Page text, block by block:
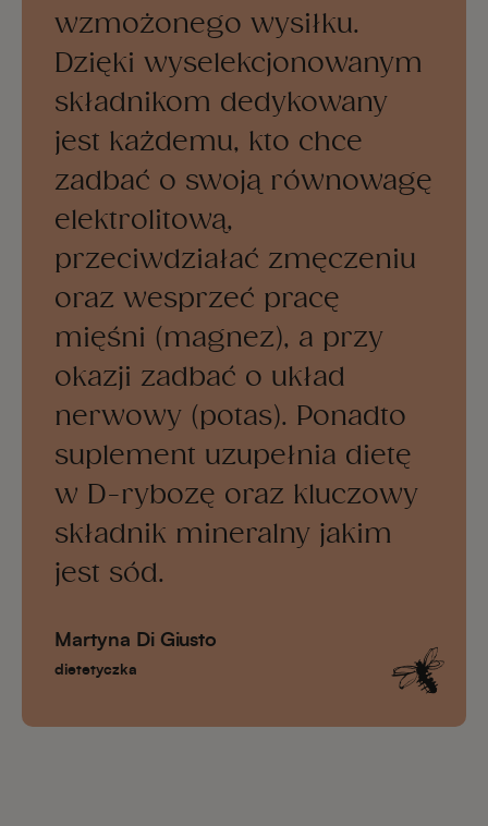
wzmożonego wysiłku.
Dzięki wyselekcjonowanym
składnikom dedykowany
jest każdemu, kto chce
zadbać o swoją równowagę
elektrolitową,
przeciwdziałać zmęczeniu
oraz wesprzeć pracę
mięśni (magnez), a przy
okazji zadbać o układ
nerwowy (potas). Ponadto
suplement uzupełnia dietę
w D-rybozę oraz kluczowy
składnik mineralny jakim
jest sód.
Martyna Di Giusto
dietetyczka